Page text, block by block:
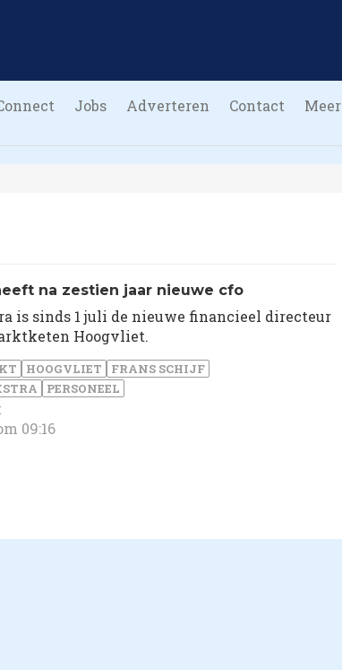
Jobs Adverteren Contact Meer
na zestien jaar nieuwe cfo
is sinds 1 juli de nieuwe financieel directeur
Hoogvliet.
HOOGVLIET
FRANS SCHIJF
PERSONEEL
09:16